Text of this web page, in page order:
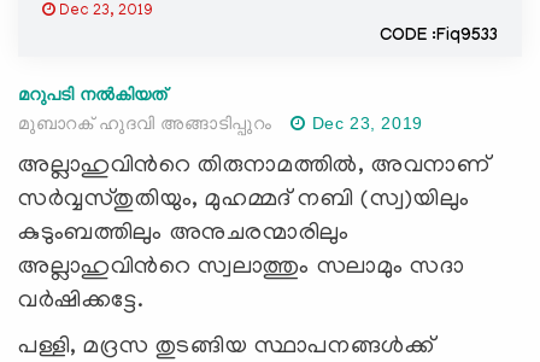
Dec 23, 2019
CODE :Fiq9533
മറുപടി നൽകിയത്
മുബാറക് ഹുദവി അങ്ങാടിപ്പുറം
Dec 23, 2019
അല്ലാഹുവിന്‍റെ തിരുനാമത്തില്‍, അവനാണ്
സര്‍വ്വസ്തുതിയും, മുഹമ്മദ് നബി (സ്വ)യിലും
കുടുംബത്തിലും അനുചരന്മാരിലും
അല്ലാഹുവിന്‍റെ സ്വലാത്തും സലാമും സദാ
വര്‍ഷിക്കട്ടേ.
പള്ളി, മദ്രസ തുടങ്ങിയ സ്ഥാപനങ്ങള്‍ക്ക്